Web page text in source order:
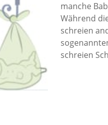
manche
Während
schreien
schreien